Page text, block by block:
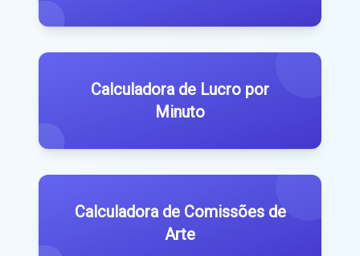
Calculadora de Lucro por
Minuto
Calculadora de Comissões de
Arte